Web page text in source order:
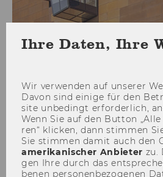
by Erste Bank
Ihre Daten, Ihre
Wir ver­wen­den auf un­se­rer
Davon sind ei­ni­ge für den
site un­be­dingt er­for­der­lich,
Wenn Sie auf den But­ton
ren“ kli­cken, dann stim­men
Sie stim­men damit auch den
amerikanischer An­bie­ter zu.
gen Ihre durch das
be­nen per­so­nen­be­zo­ge­nen